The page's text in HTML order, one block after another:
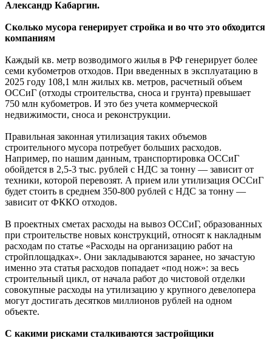
Александр Кабаргин.
Сколько мусора генерирует стройка и во что это обходится
компаниям
Каждый кв. метр возводимого жилья в РФ генерирует более
семи кубометров отходов. При введенных в эксплуатацию в
2025 году 108,1 млн жилых кв. метров, расчетный объем
ОССиГ (отходы строительства, сноса и грунта) превышает
750 млн кубометров. И это без учета коммерческой
недвижимости, сноса и реконструкции.
Правильная законная утилизация таких объемов
строительного мусора потребует больших расходов.
Например, по нашим данным, транспортировка ОССиГ
обойдется в 2,5-3 тыс. рублей с НДС за тонну — зависит от
техники, которой перевозят. А прием или утилизация ОССиГ
будет стоить в среднем 350-800 рублей с НДС за тонну —
зависит от ФККО отходов.
В проектных сметах расходы на вывоз ОССиГ, образованных
при строительстве новых конструкций, относят к накладным
расходам по статье «Расходы на организацию работ на
стройплощадках». Они закладываются заранее, но зачастую
именно эта статья расходов попадает «под нож»: за весь
строительный цикл, от начала работ до чистовой отделки
совокупные расходы на утилизацию у крупного девелопера
могут достигать десятков миллионов рублей на одном
объекте.
С какими рисками сталкиваются застройщики